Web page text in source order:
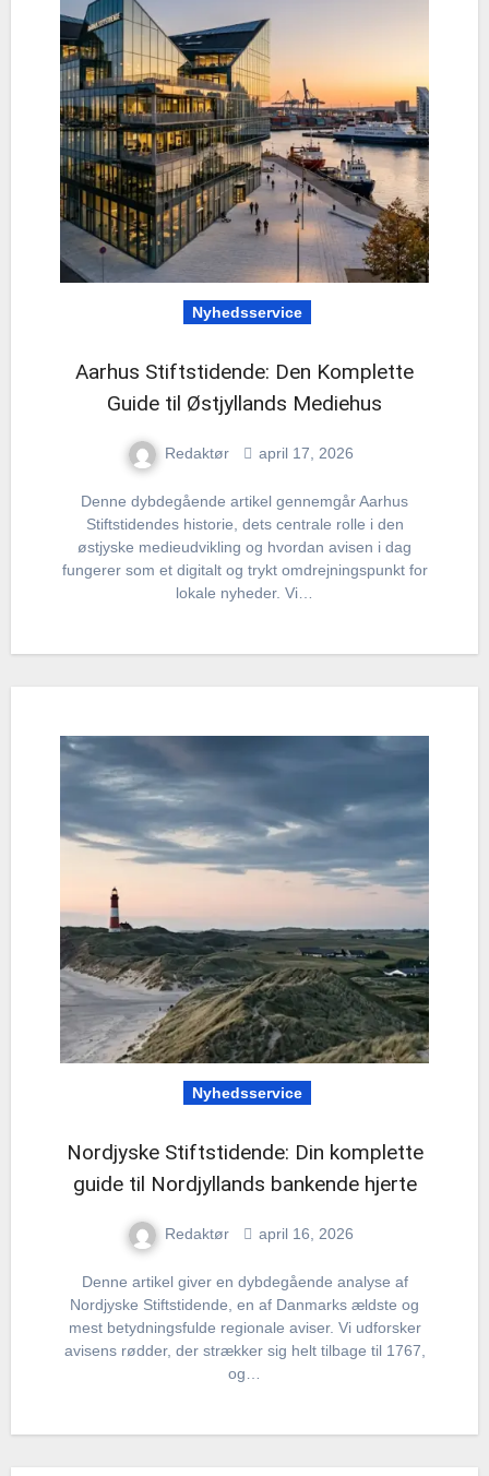
Nyhedsservice
Aarhus Stiftstidende: Den Komplette
Guide til Østjyllands Mediehus
Redaktør april 17, 2026
Denne dybdegående artikel gennemgår Aarhus
Stiftstidendes historie, dets centrale rolle i den
østjyske medieudvikling og hvordan avisen i dag
fungerer som et digitalt og trykt omdrejningspunkt for
lokale nyheder. Vi…
Nyhedsservice
Nordjyske Stiftstidende: Din komplette
guide til Nordjyllands bankende hjerte
Redaktør april 16, 2026
Denne artikel giver en dybdegående analyse af
Nordjyske Stiftstidende, en af Danmarks ældste og
mest betydningsfulde regionale aviser. Vi udforsker
avisens rødder, der strækker sig helt tilbage til 1767,
og…